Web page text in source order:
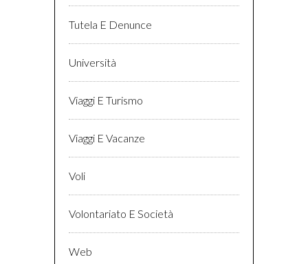
Tutela E Denunce
Università
Viaggi E Turismo
Viaggi E Vacanze
Voli
Volontariato E Società
Web